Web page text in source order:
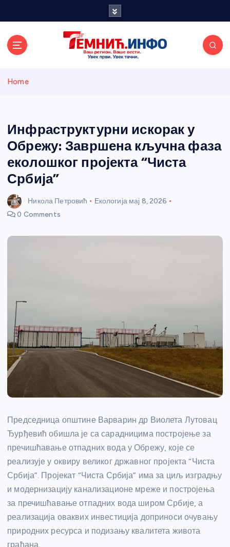
и портал
Home
Инфраструктурни искорак у
Обрежу: Завршена кључна фаза
еколошког пројекта “Чиста
Србија”
Никола Петровић Екологија мај 8, 2026
0 Comments
Председница општине Варварин др Виолета Лутовац
Ђурђевић обишла је са сарадницима постројење за
пречишћавање отпадних вода у Обрежу, које се
реализује у оквиру великог државног пројекта “Чиста
Србија”. Пројекат “Чиста Србија” има за циљ изградњу
и модернизацију канализационе мреже и постројења
за пречишћавање отпадних вода широм Србије, а
реализација оваквих инвестиција доприноси очувању
природних ресурса и подизању квалитета живота
грађана.